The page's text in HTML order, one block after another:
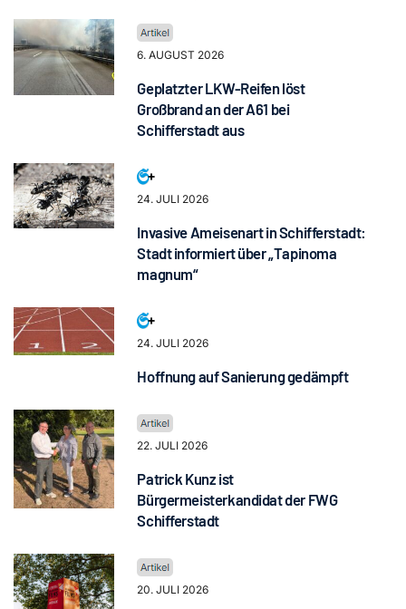
6. AUGUST 2026
Geplatzter LKW-Reifen löst
Großbrand an der A61 bei
Schifferstadt aus
24. JULI 2026
Invasive Ameisenart in Schifferstadt:
Stadt informiert über „Tapinoma
magnum“
24. JULI 2026
Hoffnung auf Sanierung gedämpft
22. JULI 2026
Patrick Kunz ist
Bürgermeisterkandidat der FWG
Schifferstadt
20. JULI 2026